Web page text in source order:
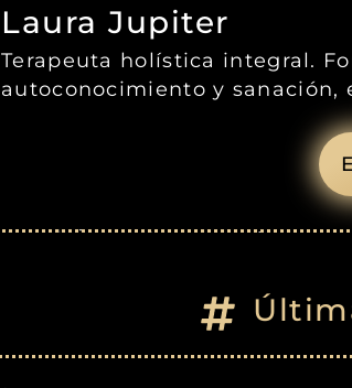
Laura Jupiter
Terapeuta holística integral.
autoconocimiento y sanación,